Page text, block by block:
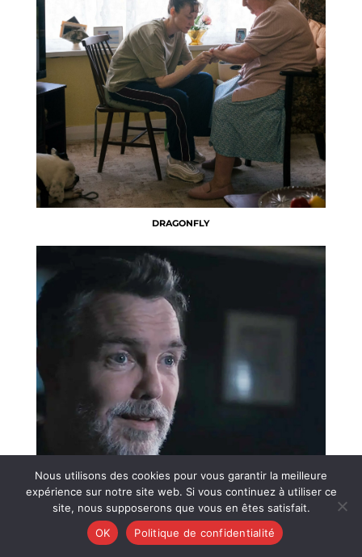
DRAGONFLY
Nous utilisons des cookies pour vous garantir la meilleure
expérience sur notre site web. Si vous continuez à utiliser ce
site, nous supposerons que vous en êtes satisfait.
OK
Politique de confidentialité